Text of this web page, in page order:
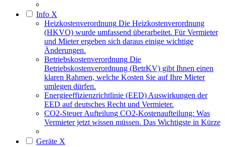
Info X
Heizkostenverordnung Die Heizkostenverordnung
(HKVO) wurde umfassend überarbeitet. Für Vermieter
und Mieter ergeben sich daraus einige wichtige
Änderungen.
Betriebskostenverordnung Die
Betriebskostenverordnung (BetrKV) gibt Ihnen einen
klaren Rahmen, welche Kosten Sie auf Ihre Mieter
umlegen dürfen.
Energieeffizienzrichtlinie (EED) Auswirkungen der
EED auf deutsches Recht und Vermieter.
CO2-Steuer Aufteilung CO2-Kostenaufteilung: Was
Vermieter jetzt wissen müssen. Das Wichtigste in Kürze
Geräte X